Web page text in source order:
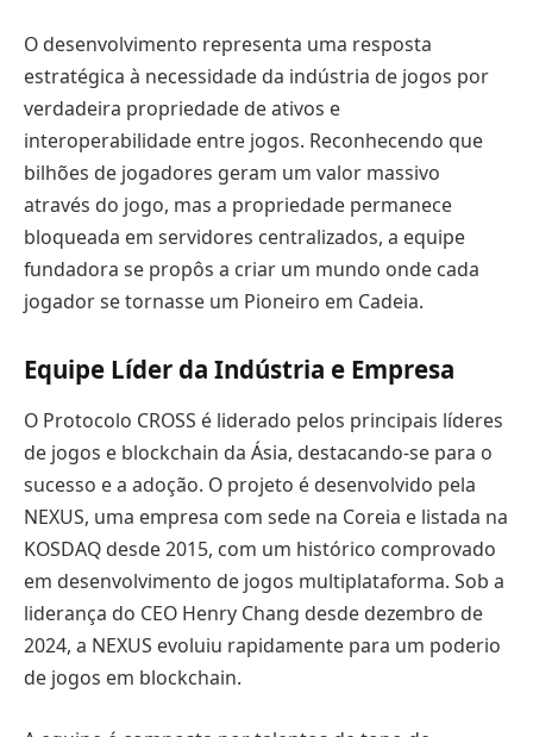
O desenvolvimento representa uma resposta
estratégica à necessidade da indústria de jogos por
verdadeira propriedade de ativos e
interoperabilidade entre jogos. Reconhecendo que
bilhões de jogadores geram um valor massivo
através do jogo, mas a propriedade permanece
bloqueada em servidores centralizados, a equipe
fundadora se propôs a criar um mundo onde cada
jogador se tornasse um Pioneiro em Cadeia.
Equipe Líder da Indústria e Empresa
O Protocolo CROSS é liderado pelos principais líderes
de jogos e blockchain da Ásia, destacando-se para o
sucesso e a adoção. O projeto é desenvolvido pela
NEXUS, uma empresa com sede na Coreia e listada na
KOSDAQ desde 2015, com um histórico comprovado
em desenvolvimento de jogos multiplataforma. Sob a
liderança do CEO Henry Chang desde dezembro de
2024, a NEXUS evoluiu rapidamente para um poderio
de jogos em blockchain.